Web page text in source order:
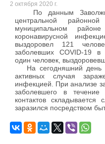
2 октября 2020 г.
По данным
центральной
муниципальном
коронавирусной
выздоровел 121
заболевших COVID-19 в
один человек,
На сегодняшний день
активных случая
инфекцией. При анализе
заболевшего в
контактов
заразился посредством